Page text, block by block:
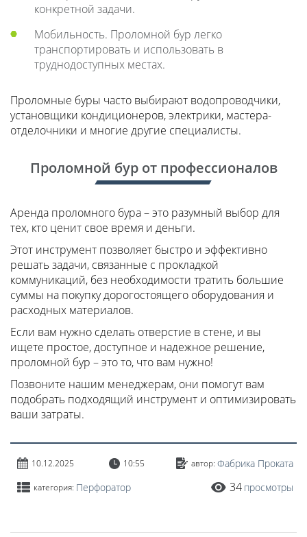
конкретной задачи.
Мобильность. Проломной бур легко
транспортировать и использовать в
труднодоступных местах.
Проломные буры часто выбирают водопроводчики,
установщики кондиционеров, электрики, мастера-
отделочники и многие другие специалисты.
Проломной бур от профессионалов
Аренда проломного бура – это разумный выбор для
тех, кто ценит свое время и деньги.
Этот инструмент позволяет быстро и эффективно
решать задачи, связанные с прокладкой
коммуникаций, без необходимости тратить большие
суммы на покупку дорогостоящего оборудования и
расходных материалов.
Если вам нужно сделать отверстие в стене, и вы
ищете простое, доступное и надежное решение,
проломной бур – это то, что вам нужно!
Позвоните нашим менеджерам, они помогут вам
подобрать подходящий инструмент и оптимизировать
ваши затраты.
10.12.2025 10:55 автор: Фабрика Проката
категория: Перфоратор 34 просмотры